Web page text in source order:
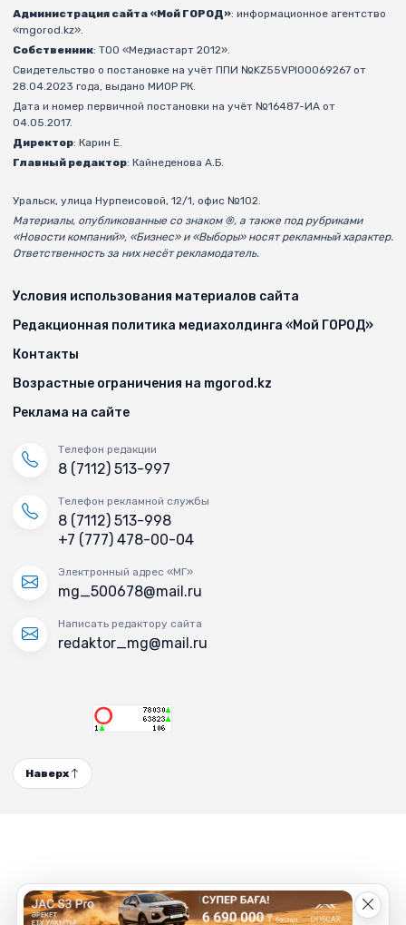
Администрация сайта «Мой ГОРОД»: информационное агентство
«mgorod.kz».
Собственник: ТОО «Медиастарт 2012».
Свидетельство о постановке на учёт ППИ №KZ55VPI00069267 от
28.04.2023 года, выдано МИОР РК.
Дата и номер первичной постановки на учёт №16487-ИА от
04.05.2017.
Директор: Карин Е.
Главный редактор: Кайнеденова А.Б.
Уральск, улица Нурпеисовой, 12/1, офис №102.
Материалы, опубликованные со знаком ®, а также под рубриками
«Новости компаний», «Бизнес» и «Выборы» носят рекламный характер.
Ответственность за них несёт рекламодатель.
Условия использования материалов сайта
Редакционная политика медиахолдинга «Мой ГОРОД»
Контакты
Возрастные ограничения на mgorod.kz
Реклама на сайте
Телефон редакции
8 (7112) 513-997
Телефон рекламной службы
8 (7112) 513-998
+7 (777) 478-00-04
Электронный адрес «МГ»
mg_500678@mail.ru
Написать редактору сайта
redaktor_mg@mail.ru
Наверх